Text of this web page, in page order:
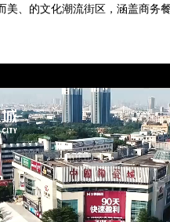
美、的文化潮流街区，涵盖商